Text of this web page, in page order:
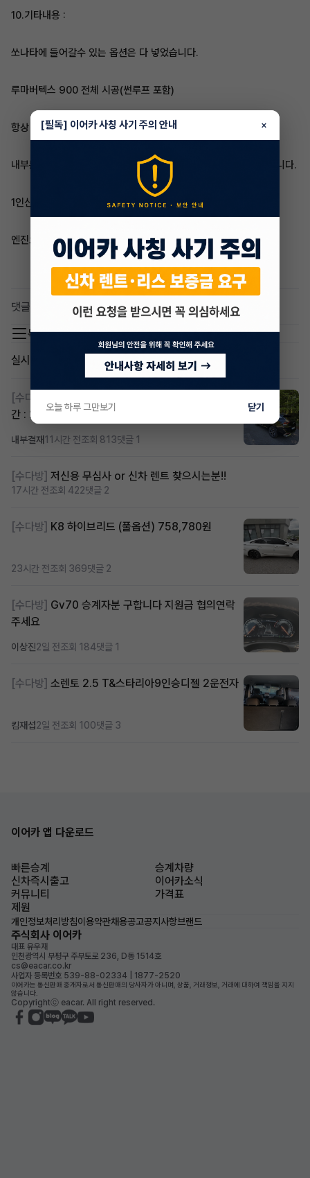
10.기타내용 :
쏘나타에 들어갈수 있는 옵션은 다 넣었습니다.
루마버텍스 900 전체 시공(썬루프 포함)
항상 손세차 했습니다.
내부는 진짜 깨끗하게 사용 했습니다 특히 뒷좌석은 새차 그대로입니다.
1인신조차량이며 비흡연자입니다.
엔진오일은 6개월정도마다 합성류 교환했습니다.
댓글 0
목록 이동
실시간 인기글
[수다방]
간 : 26개월)
내부결재11시간 전조회 813댓글 1
[수다방] 저신용 무심사 or 신차 렌트 찾으시는분!!
17시간 전조회 422댓글 2
[수다방] K8 하이브리드 (풀옵션) 758,780원
23시간 전조회 369댓글 2
[수다방] Gv70 승계자분 구합니다 지원금 협의연락
주세요
이상진2일 전조회 184댓글 1
[수다방] 소렌토 2.5 T&스타리아9인승디젤 2운전자
킴재섭2일 전조회 100댓글 3
이어카 앱 다운로드
빠른승계
승계차량
신차즉시출고
이어카소식
커뮤니티
가격표
제원
개인정보처리방침이용약관채용공고공지사항브랜드
주식회사 이어카
대표 유우재
인천광역시 부평구 주부토로 236, D동 1514호
cs@eacar.co.kr
사업자 등록번호 539-88-02334 | 1877-2520
이어카는 통신판매 중개자로서 통신판매의 당사자가 아니며, 상품, 거래정보, 거래에 대하여 책임을 지지
않습니다.
Copyrightⓒ eacar. All right reserved.
[필독] 이어카 사칭 사기 주의 안내 ×
오늘 하루 그만보기 닫기